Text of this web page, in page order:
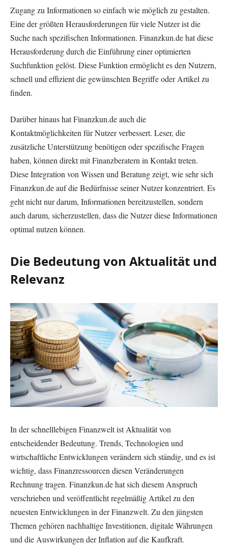
Zugang zu Informationen so einfach wie möglich zu gestalten.
Eine der größten Herausforderungen für viele Nutzer ist die
Suche nach spezifischen Informationen. Finanzkun.de hat diese
Herausforderung durch die Einführung einer optimierten
Suchfunktion gelöst. Diese Funktion ermöglicht es den Nutzern,
schnell und effizient die gewünschten Begriffe oder Artikel zu
finden.
Darüber hinaus hat Finanzkun.de auch die
Kontaktmöglichkeiten für Nutzer verbessert. Leser, die
zusätzliche Unterstützung benötigen oder spezifische Fragen
haben, können direkt mit Finanzberatern in Kontakt treten.
Diese Integration von Wissen und Beratung zeigt, wie sehr sich
Finanzkun.de auf die Bedürfnisse seiner Nutzer konzentriert. Es
geht nicht nur darum, Informationen bereitzustellen, sondern
auch darum, sicherzustellen, dass die Nutzer diese Informationen
optimal nutzen können.
Die Bedeutung von Aktualität und
Relevanz
In der schnelllebigen Finanzwelt ist Aktualität von
entscheidender Bedeutung. Trends, Technologien und
wirtschaftliche Entwicklungen verändern sich ständig, und es ist
wichtig, dass Finanzressourcen diesen Veränderungen
Rechnung tragen. Finanzkun.de hat sich diesem Anspruch
verschrieben und veröffentlicht regelmäßig Artikel zu den
neuesten Entwicklungen in der Finanzwelt. Zu den jüngsten
Themen gehören nachhaltige Investitionen, digitale Währungen
und die Auswirkungen der Inflation auf die Kaufkraft.